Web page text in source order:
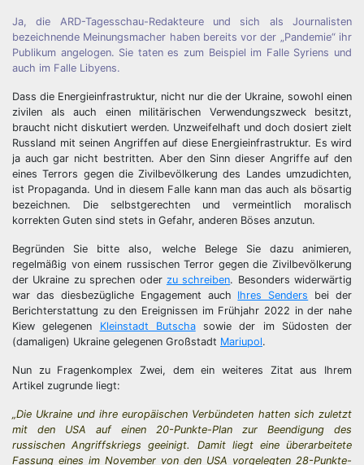
Ja, die ARD-Tagesschau-Redakteure und sich als Journalisten
bezeichnende Meinungsmacher haben bereits vor der „Pandemie“ ihr
Publikum angelogen. Sie taten es zum Beispiel im Falle Syriens und
auch im Falle Libyens.
Dass die Energieinfrastruktur, nicht nur die der Ukraine, sowohl einen
zivilen als auch einen militärischen Verwendungszweck besitzt,
braucht nicht diskutiert werden. Unzweifelhaft und doch dosiert zielt
Russland mit seinen Angriffen auf diese Energieinfrastruktur. Es wird
ja auch gar nicht bestritten. Aber den Sinn dieser Angriffe auf den
eines Terrors gegen die Zivilbevölkerung des Landes umzudichten,
ist Propaganda. Und in diesem Falle kann man das auch als bösartig
bezeichnen. Die selbstgerechten und vermeintlich moralisch
korrekten Guten sind stets in Gefahr, anderen Böses anzutun.
Begründen Sie bitte also, welche Belege Sie dazu animieren,
regelmäßig von einem russischen Terror gegen die Zivilbevölkerung
der Ukraine zu sprechen oder zu schreiben. Besonders widerwärtig
war das diesbezügliche Engagement auch Ihres Senders bei der
Berichterstattung zu den Ereignissen im Frühjahr 2022 in der nahe
Kiew gelegenen Kleinstadt Butschasowie der im Südosten der
(damaligen) Ukraine gelegenen Großstadt Mariupol.
Nun zu Fragenkomplex Zwei, dem ein weiteres Zitat aus Ihrem
Artikel zugrunde liegt:
„Die Ukraine und ihre europäischen Verbündeten hatten sich zuletzt
mit den USA auf einen 20-Punkte-Plan zur Beendigung des
russischen Angriffskriegs geeinigt. Damit liegt eine überarbeitete
Fassung eines im November von den USA vorgelegten 28-Punkte-